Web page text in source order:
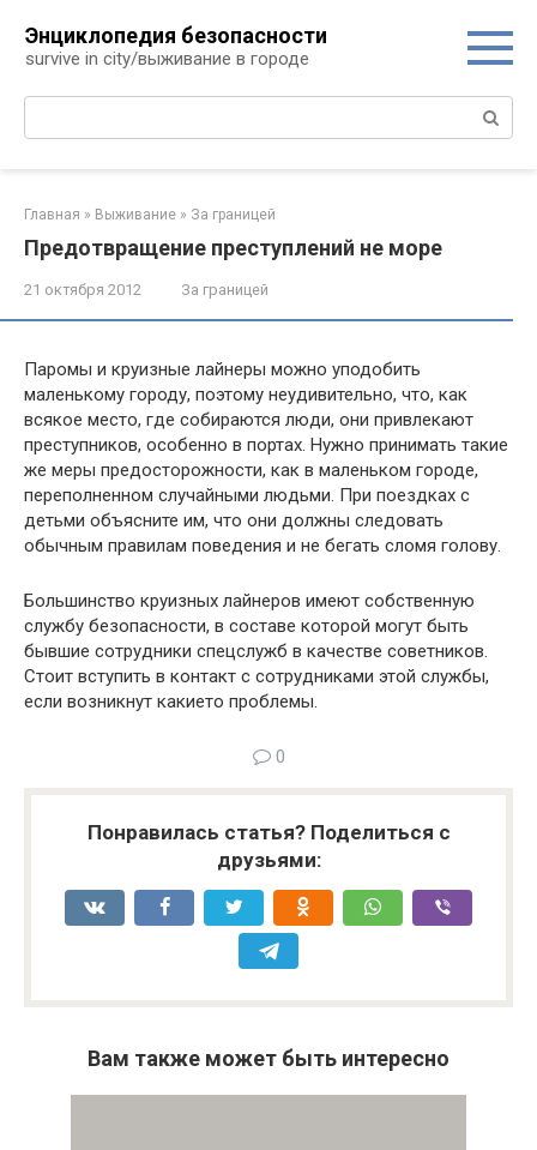
контенту
Энциклопедия безопасности
survive in city/выживание в городе
Поиск:
Главная » Выживание » За границей
Предотвращение преступлений не море
21 октября 2012 За границей
Паромы и круизные лайнеры можно уподобить
маленькому городу, поэтому неудивительно, что, как
всякое место, где собираются люди, они привлекают
преступников, особенно в портах. Нужно принимать такие
же меры предосторожности, как в маленьком городе,
переполненном случайными людьми. При поездках с
детьми объясните им, что они должны следовать
обычным правилам поведения и не бегать сломя голову.
Большинство круизных лайнеров имеют собственную
службу безопасности, в составе которой могут быть
бывшие сотрудники спецслужб в качестве советников.
Стоит вступить в контакт с сотрудниками этой службы,
если возникнут какието проблемы.
0
Понравилась статья? Поделиться с
друзьями:
Вам также может быть интересно